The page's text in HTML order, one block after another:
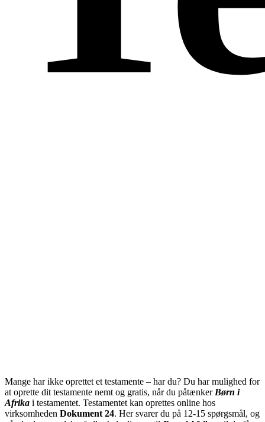
Mange har ikke oprettet et testamente – har du? Du har mulighed for
at oprette dit testamente nemt og gratis, når du påtænker Børn i
Afrika i testamentet. Testamentet kan oprettes online hos
virksomheden Dokument 24. Her svarer du på 12-15 spørgsmål, og